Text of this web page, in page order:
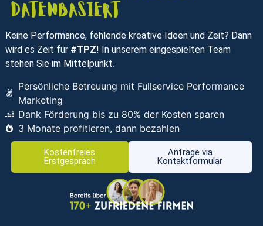
datenbasiert
Keine Performance, fehlende kreative Ideen und Zeit? Dann
wird es Zeit für #TPZ! In unserem eingespielten Team
stehen Sie im Mittelpunkt.
Persönliche Betreuung mit Fullservice Performance
Marketing
Dank Förderung bis zu 80% der Kosten sparen
3 Monate profitieren, dann bezahlen
Kostenfreies
Erstgespräch
Anfrage via
Kontaktformular